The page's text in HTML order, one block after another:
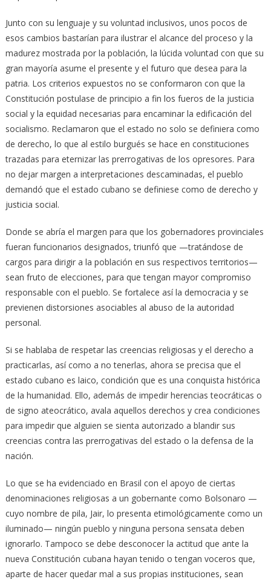
Junto con su lenguaje y su voluntad inclusivos, unos pocos de
esos cambios bastarían para ilustrar el alcance del proceso y la
madurez mostrada por la población, la lúcida voluntad con que su
gran mayoría asume el presente y el futuro que desea para la
patria. Los criterios expuestos no se conformaron con que la
Constitución postulase de principio a fin los fueros de la justicia
social y la equidad necesarias para encaminar la edificación del
socialismo. Reclamaron que el estado no solo se definiera como
de derecho, lo que al estilo burgués se hace en constituciones
trazadas para eternizar las prerrogativas de los opresores. Para
no dejar margen a interpretaciones descaminadas, el pueblo
demandó que el estado cubano se definiese como de derecho y
justicia social.
Donde se abría el margen para que los gobernadores provinciales
fueran funcionarios designados, triunfó que —tratándose de
cargos para dirigir a la población en sus respectivos territorios—
sean fruto de elecciones, para que tengan mayor compromiso
responsable con el pueblo. Se fortalece así la democracia y se
previenen distorsiones asociables al abuso de la autoridad
personal.
Si se hablaba de respetar las creencias religiosas y el derecho a
practicarlas, así como a no tenerlas, ahora se precisa que el
estado cubano es laico, condición que es una conquista histórica
de la humanidad. Ello, además de impedir herencias teocráticas o
de signo ateocrático, avala aquellos derechos y crea condiciones
para impedir que alguien se sienta autorizado a blandir sus
creencias contra las prerrogativas del estado o la defensa de la
nación.
Lo que se ha evidenciado en Brasil con el apoyo de ciertas
denominaciones religiosas a un gobernante como Bolsonaro —
cuyo nombre de pila, Jair, lo presenta etimológicamente como un
iluminado— ningún pueblo y ninguna persona sensata deben
ignorarlo. Tampoco se debe desconocer la actitud que ante la
nueva Constitución cubana hayan tenido o tengan voceros que,
aparte de hacer quedar mal a sus propias instituciones, sean